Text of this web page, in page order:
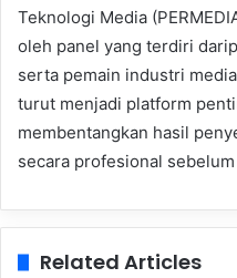
Teknologi Media
oleh panel yang terdiri
serta pemain industri
turut menjadi platform
membentangkan hasil
secara profesional
Related Articles